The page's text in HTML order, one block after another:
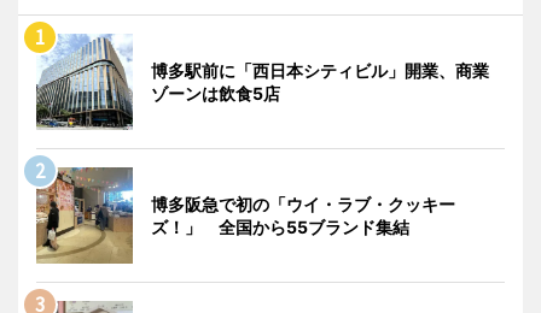
博多駅前に「西日本シティビル」開業、商業
ゾーンは飲食5店
博多阪急で初の「ウイ・ラブ・クッキー
ズ！」 全国から55ブランド集結